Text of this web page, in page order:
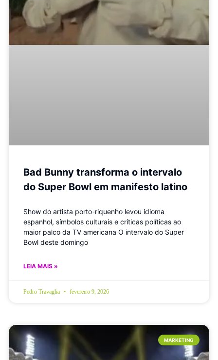
Bad Bunny transforma o intervalo
do Super Bowl em manifesto latino
Show do artista porto-riquenho levou idioma
espanhol, símbolos culturais e críticas políticas ao
maior palco da TV americana O intervalo do Super
Bowl deste domingo
LEIA MAIS »
Pedro Travaglia fevereiro 9, 2026
MARKETING